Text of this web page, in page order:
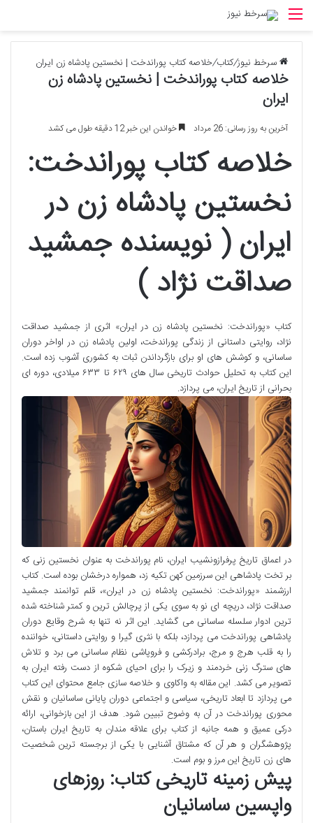
منو
سرخط نیوز/کتاب/خلاصه کتاب پوراندخت | نخستین پادشاه زن ایران
خلاصه کتاب پوراندخت | نخستین پادشاه زن
ایران
آخرین به روز رسانی: 26 مرداد خواندن این خبر 12 دقیقه طول می کشد
خلاصه کتاب پوراندخت:
نخستین پادشاه زن در
ایران ( نویسنده جمشید
صداقت نژاد )
کتاب «پوراندخت: نخستین پادشاه زن در ایران» اثری از جمشید صداقت
نژاد، روایتی داستانی از زندگی پوراندخت، اولین پادشاه زن در اواخر دوران
ساسانی، و کوشش های او برای بازگرداندن ثبات به کشوری آشوب زده است.
این کتاب به تحلیل حوادث تاریخی سال های ۶۲۹ تا ۶۳۳ میلادی، دوره ای
بحرانی از تاریخ ایران، می پردازد.
در اعماق تاریخ پرفرازونشیب ایران، نام پوراندخت به عنوان نخستین زنی که
بر تخت پادشاهی این سرزمین کهن تکیه زد، همواره درخشان بوده است. کتاب
ارزشمند «پوراندخت: نخستین پادشاه زن در ایران»، قلم توانمند جمشید
صداقت نژاد، دریچه ای نو به سوی یکی از پرچالش ترین و کمتر شناخته شده
ترین ادوار سلسله ساسانی می گشاید. این اثر نه تنها به شرح وقایع دوران
پادشاهی پوراندخت می پردازد، بلکه با نثری گیرا و روایتی داستانی، خواننده
را به قلب هرج و مرج، برادرکشی و فروپاشی نظام ساسانی می برد و تلاش
های سترگ زنی خردمند و زیرک را برای احیای شکوه از دست رفته ایران به
تصویر می کشد. این مقاله به واکاوی و خلاصه سازی جامع محتوای این کتاب
می پردازد تا ابعاد تاریخی، سیاسی و اجتماعی دوران پایانی ساسانیان و نقش
محوری پوراندخت در آن به وضوح تبیین شود. هدف از این بازخوانی، ارائه
درکی عمیق و همه جانبه از کتاب برای علاقه مندان به تاریخ ایران باستان،
پژوهشگران و هر آن که مشتاق آشنایی با یکی از برجسته ترین شخصیت
های زن تاریخ این مرز و بوم است.
پیش زمینه تاریخی کتاب: روزهای
واپسین ساسانیان